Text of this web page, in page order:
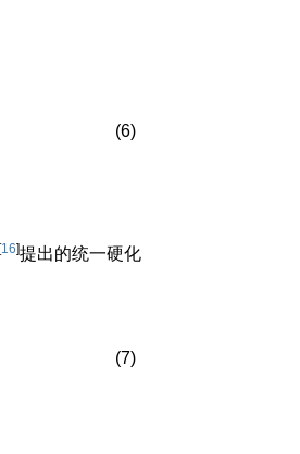
(6)
[16]提出的统一硬化
(7)